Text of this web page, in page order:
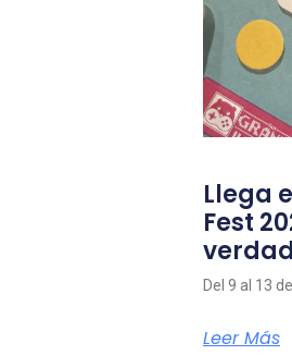
Llega
Fest
Del 9 al 13
Leer Más